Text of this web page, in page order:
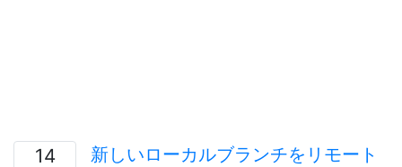
14
新しいローカルブランチをリモート